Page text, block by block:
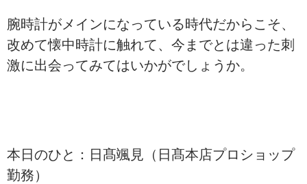
腕時計がメインになっている時代だからこそ、
改めて懐中時計に触れて、今までとは違った刺
激に出会ってみてはいかがでしょうか。
本日のひと：日髙颯見（日髙本店プロショップ
勤務）